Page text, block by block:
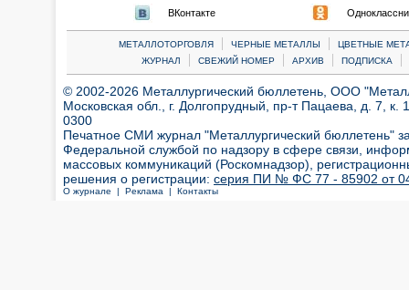
ВКонтакте
МЕТАЛЛОТОРГОВЛЯ | ЧЕРНЫЕ МЕТАЛЛЫ |
ЦВЕТНЫЕ
ЖУРНАЛ
| СВЕЖИЙ НОМЕР | АРХИВ | ПОДПИСКА |
© 2002-2026 Металлургический бюллетень, ООО
Московская обл., г. Долгопрудный, пр-т Пацаева, д. 7,
0300
Печатное СМИ журнал "Металлургический бюллетень"
Федеральной службой по надзору в сфере связи,
массовых коммуникаций (Роскомнадзор),
решения о регистрации: серия ПИ № ФС 77 - 85902 от 04
О журнале | Реклама | Контакты